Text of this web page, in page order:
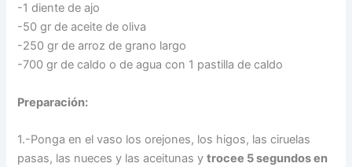
-1 diente de ajo
-50 gr de aceite de oliva
-250 gr de arroz de grano largo
-700 gr de caldo o de agua con 1 pastilla de caldo
Preparación:
1.-Ponga en el vaso los orejones, los higos, las ciruelas
pasas, las nueces y las aceitunas ytrocee 5 segundos en